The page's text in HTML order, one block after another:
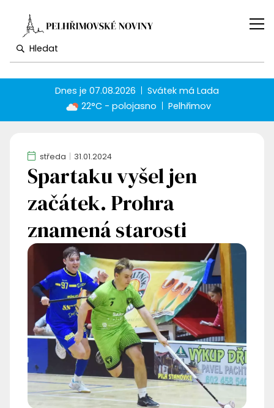
Dnes je07.08.2026 Svátek má Lada
22°C - polojasno
Pelhřimov
středa 31.01.2024
Spartaku vyšel jen
začátek. Prohra
znamená starosti